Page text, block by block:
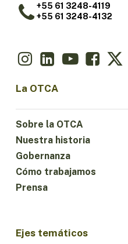
+55 61 3248-4119
+55 61 3248-4132
La OTCA
Sobre la OTCA
Nuestra historia
Gobernanza
Cómo trabajamos
Prensa
Ejes temáticos